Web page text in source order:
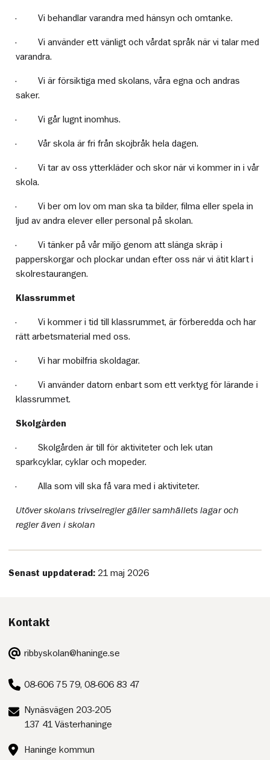
· Vi behandlar varandra med hänsyn och omtanke.
· Vi använder ett vänligt och vårdat språk när vi talar med
varandra.
· Vi är försiktiga med skolans, våra egna och andras
saker.
· Vi går lugnt inomhus.
· Vår skola är fri från skojbråk hela dagen.
· Vi tar av oss ytterkläder och skor när vi kommer in i vår
skola.
· Vi ber om lov om man ska ta bilder, filma eller spela in
ljud av andra elever eller personal på skolan.
· Vi tänker på vår miljö genom att slänga skräp i
papperskorgar och plockar undan efter oss när vi ätit klart i
skolrestaurangen.
Klassrummet
· Vi kommer i tid till klassrummet, är förberedda och har
rätt arbetsmaterial med oss.
· Vi har mobilfria skoldagar.
· Vi använder datorn enbart som ett verktyg för lärande i
klassrummet.
Skolgården
· Skolgården är till för aktiviteter och lek utan
sparkcyklar, cyklar och mopeder.
· Alla som vill ska få vara med i aktiviteter.
Utöver skolans trivselregler gäller samhällets lagar och
regler även i skolan
Senast uppdaterad: 21 maj 2026
Kontakt
E-
post:
ribbyskolan@haninge.se
Telefon:
08-606 75 79, 08-606 83 47
Postadress:
Nynäsvägen 203-205
137 41 Västerhaninge
Besöksadress:
Haninge kommun